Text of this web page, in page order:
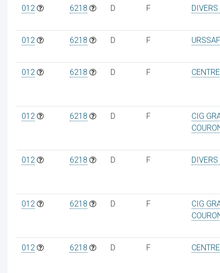
012 6218 D F
012 6218 D F
012 6218 D F
012 6218 D F
CIG
012 6218 D F
012 6218 D F
CIG
012 6218 D F